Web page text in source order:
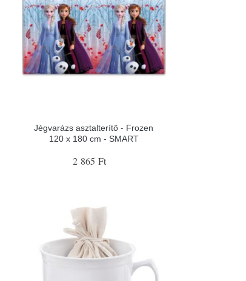
Jégvarázs asztalterítő - Frozen
120 x 180 cm - SMART
2 865 Ft